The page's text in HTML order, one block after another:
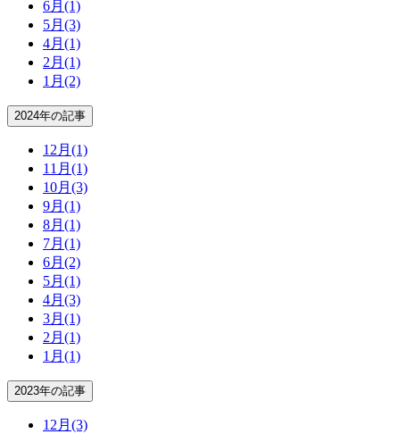
6月 (1)
5月 (3)
4月 (1)
2月 (1)
1月 (2)
2024年の記事
12月 (1)
11月 (1)
10月 (3)
9月 (1)
8月 (1)
7月 (1)
6月 (2)
5月 (1)
4月 (3)
3月 (1)
2月 (1)
1月 (1)
2023年の記事
12月 (3)